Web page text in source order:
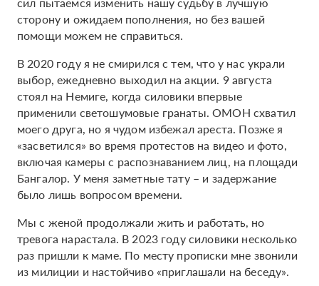
сторону и ожидаем пополнения, но без вашей
помощи можем не справиться.
В 2020 году я не смирился с тем, что у нас украли
выбор, ежедневно выходил на акции. 9 августа
стоял на Немиге, когда силовики впервые
применили светошумовые гранаты. ОМОН схватил
моего друга, но я чудом избежал ареста. Позже я
«засветился» во время протестов на видео и фото,
включая камеры с распознаванием лиц, на площади
Бангалор. У меня заметные тату – и задержание
было лишь вопросом времени.
Мы с женой продолжали жить и работать, но
тревога нарастала. В 2023 году силовики несколько
раз пришли к маме. По месту прописки мне звонили
из милиции и настойчиво «приглашали на беседу».